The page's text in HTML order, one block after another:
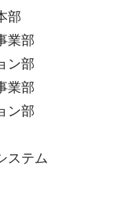
部
業部
ン部
業部
ン部
ステム